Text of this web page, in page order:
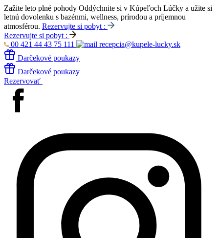
Zažite leto plné pohody Oddýchnite si v Kúpeľoch Lúčky a užite si
letnú dovolenku s bazénmi, wellness, prírodou a príjemnou
atmosférou. Rezervujte si pobyt :
Rezervujte si pobyt :
00 421 44 43 75 111
recepcia@kupele-lucky.sk
Darčekové poukazy
Darčekové poukazy
Rezervovať